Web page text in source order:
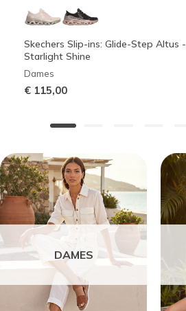
Skechers Slip-ins: Glide-Step Altus -
Starlight Shine
Dames
€ 115,00
DAMES